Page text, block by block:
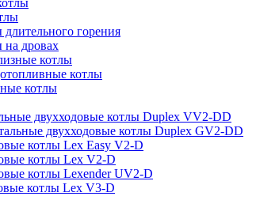
горения
дровах
котлы
котлы
котлы
двухходовые котлы Duplex VV2-DD
двухходовые котлы Duplex GV2-DD
котлы Lex Easy V2-D
котлы Lex V2-D
котлы Lexender UV2-D
котлы Lex V3-D